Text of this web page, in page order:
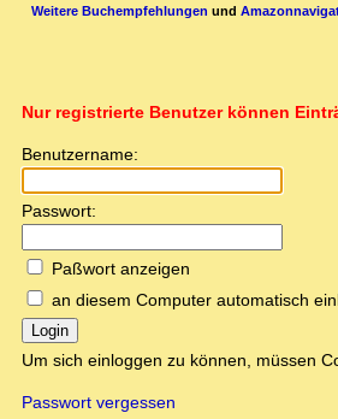
Weitere Buchempfehlungen und
Nur registrierte Benutzer können
Benutzername:
Passwort:
Paßwort anzeigen
an diesem Computer automatisch
Login
Um sich einloggen zu können, müssen
Passwort vergessen